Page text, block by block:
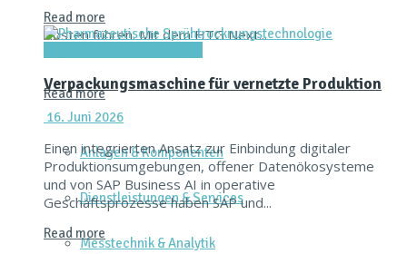
Kosten führen. Mit dem HTG Next...
Read more
Anlagen & Komponenten
Dienstleistungen & Services
Messtechnik & Analytik
Read more
Verpackungsmaschine für vernetzte Produktion
16. Juni 2026
Einen integrierten Ansatz zur Einbindung digitaler
Produktionsumgebungen, offener Datenökosysteme
und von SAP Business AI in operative
Geschäftsprozesse haben SAP und...
Read more